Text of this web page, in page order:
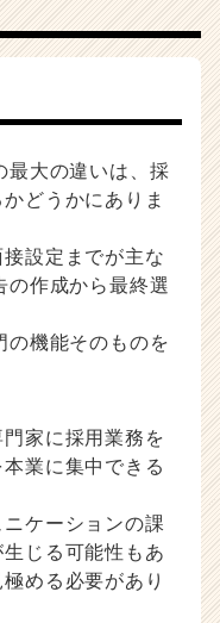
最大の違いは、採
どうかにありま
設定までが主な
の作成から最終選
の機能そのものを
家に採用業務を
業に集中できる
ケーションの課
じる可能性もあ
める必要があり